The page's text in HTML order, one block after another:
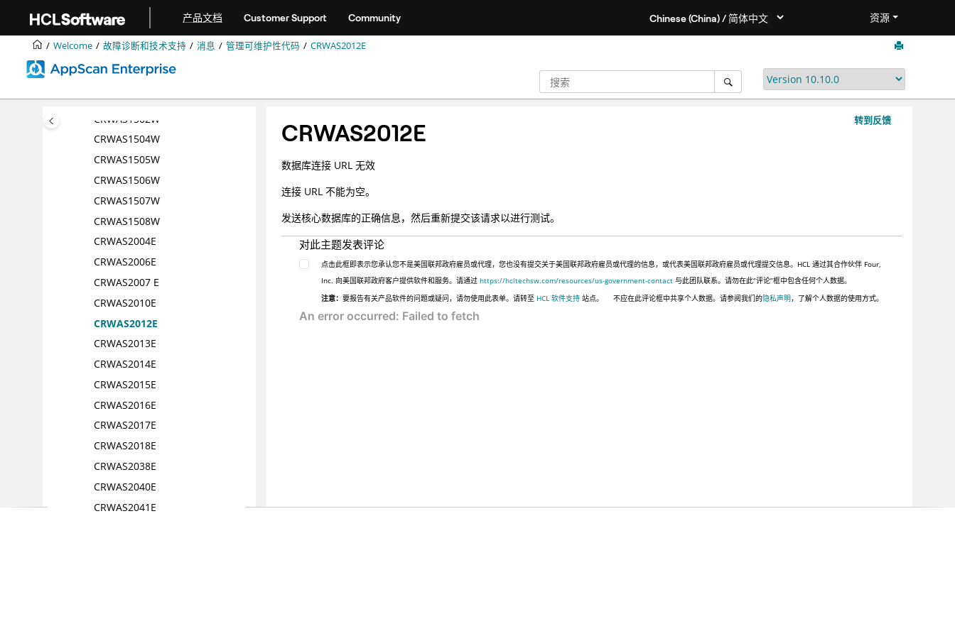
产品文档 Customer Support Community 资源
Welcome 故障诊断和技术支持 消息 管理可维护性代码 CRWAS2012E
CRWAS1019I
CRWAS1021I
CRWAS1500 W
CRWAS1501W
CRWAS1502W
CRWAS1504W
CRWAS1505W
CRWAS1506W
CRWAS1507W
CRWAS1508W
CRWAS2004E
CRWAS2006E
CRWAS2007 E
CRWAS2010E
CRWAS2012E
CRWAS2013E
CRWAS2014E
CRWAS2015E
CRWAS2016E
CRWAS2017E
CRWAS2018E
CRWAS2038E
CRWAS2040E
CRWAS2041E
转到反馈
CRWAS2012E
数据库连接 URL 无效
连接 URL 不能为空。
发送核心数据库的正确信息，然后重新提交该请求以进行测试。
对此主题发表评论
点击此框即表示您承认您不是美国联邦政府雇员或代理，您也没有提交关于美国联邦政府雇员或代理的信息，或代表美国联邦政府雇员或代理提交信息。HCL 通过其合作伙伴 Four,
Inc. 向美国联邦政府客户提供软件和服务。请通过https://hcltechsw.com/resources/us-government-contact 与此团队联系。请勿在此“评论”框中包含任何个人数据。
注意：要报告有关产品软件的问题或疑问，请勿使用此表单。请转至 HCL 软件支持 站点。 不应在此评论框中共享个人数据。请参阅我们的隐私声明，了解个人数据的使用方式。